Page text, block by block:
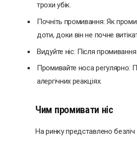
трохи убік.
Почніть промивання: Як
доти, доки він не почне
Видуйте ніс: Після
Промивайте носа регулярно:
алергічних реакціях.
Чим промивати ніс
На ринку представлено